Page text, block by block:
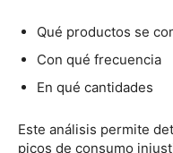
Qué productos se
Con qué frecuencia
En qué cantidades
Este análisis permite
picos de consumo